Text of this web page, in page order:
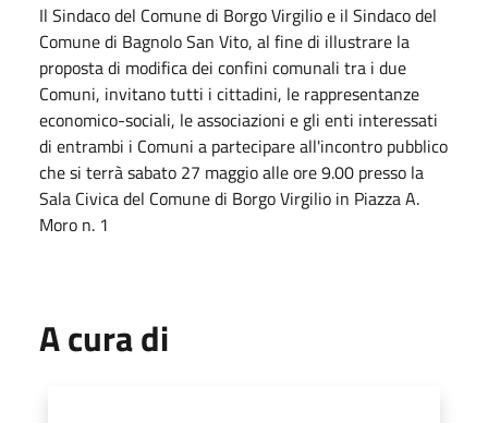
Il Sindaco del Comune di Borgo Virgilio e il Sindaco del
Comune di Bagnolo San Vito, al fine di illustrare la
proposta di modifica dei confini comunali tra i due
Comuni, invitano tutti i cittadini, le rappresentanze
economico-sociali, le associazioni e gli enti interessati
di entrambi i Comuni a partecipare all'incontro pubblico
che si terrà sabato 27 maggio alle ore 9.00 presso la
Sala Civica del Comune di Borgo Virgilio in Piazza A.
Moro n. 1
A cura di